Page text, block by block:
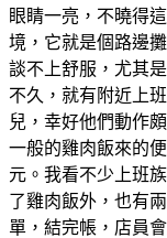
眼睛一亮，不曉得
境，它就是個路邊
談不上舒服，尤其
不久，就有附近上
兒，幸好他們動作
一般的雞肉飯來的
元。我看不少上班
了雞肉飯外，也有
單，結完帳，店員